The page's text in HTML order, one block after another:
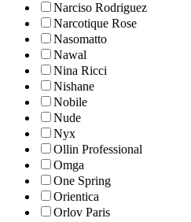
Narciso Rodriguez
Narcotique Rose
Nasomatto
Nawal
Nina Ricci
Nishane
Nobile
Nude
Nyx
Ollin Professional
Omga
One Spring
Orientica
Orlov Paris